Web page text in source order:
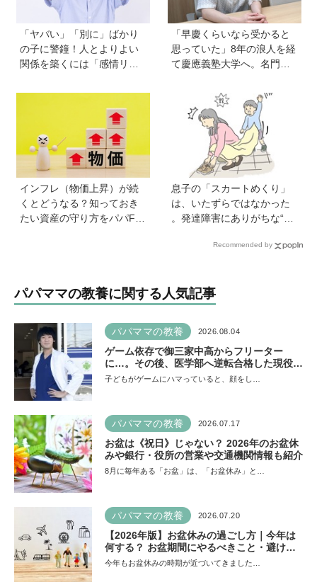
「ヤバい」「別に」ばかり
の子に警鐘！人とよりよい
関係を築くには「感情リテ
発達心理学者・渡辺弥生先
生に聞く今の子どもの感情
「早慶くらいなら受かると
思っていた」8年の浪人を経
て慶應義塾大学へ。名門・
受験の反動からゲーム依存
症に。成績急降下から“いい
大学に入る”までの道のり
【慶應生よしださん｜前
インフレ（物価上昇）が続
くとどうなる？知っておき
たい資産の守り方をパパFP
息子の「スカートめくり」
は、いたずらではなかった
。発達障害にありがちな“誤
イザーが解説】Recommended by
パパママの教養に関する人気記事
パパママの教養 2026.08.04
ゲーム依存で御三家中高からフリーター
に…。その後、医学部へ逆転合格した現役医
師が断言「ゲームの経験が受験勉強に役立っ
子どもがゲームにハマっていると、顔をし…
パパママの教養 2026.07.17
お盆は《祝日》じゃない？ 2026年のお盆休
みや銀行・役所の営業や交通機関情報も紹介
8月に毎年ある「お盆」は、「お盆休み」と…
パパママの教養 2026.07.20
【2026年版】お盆休みの過ごし方｜今年は
何する？ お盆期間にやるべきこと・避ける
ことは
今年もお盆休みの時期が近づいてきました…